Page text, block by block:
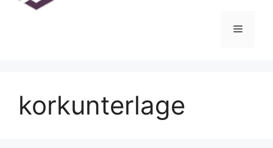
Menü
korkunterlage